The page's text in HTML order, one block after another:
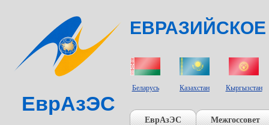
ЕврАзЭС
Беларусь Казахстан Кыргызстан
ЕврАзЭС Межгоссовет